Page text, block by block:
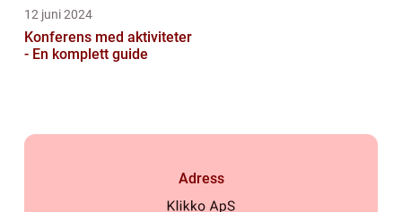
12 juni 2024
Konferens med aktiviteter
- En komplett guide
Adress